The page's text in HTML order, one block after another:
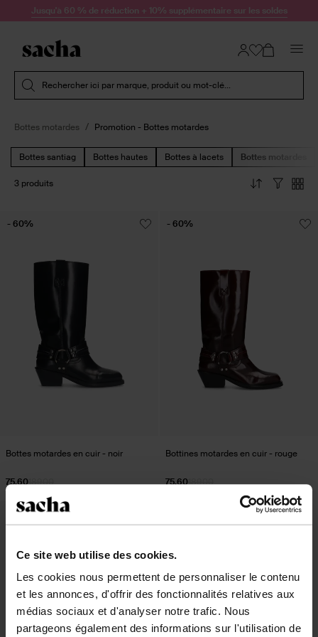
Ce site web utilise des cookies.
Les cookies nous permettent de personnaliser le contenu
et les annonces, d'offrir des fonctionnalités relatives aux
médias sociaux et d'analyser notre trafic. Nous
partageons également des informations sur l'utilisation de
Passer au contenu
Jusqu'à 60 % de réduction + 10% supplémentaire sur les soldes
Rechercher ici par marque, produit ou mot-clé...
Bottes motardes Promotion - Bottes motardes
Bottes santiag Bottes hautes Bottes à lacets Bottes motardes
3 produits
Bottes motardes en cuir - noir
189.00
75.60
- 60%
Bottines motardes en cuir - rouge
189.00
75.60
- 60%
- 60%